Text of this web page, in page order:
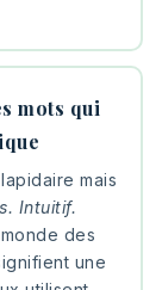
mots qui
mais
Intuitif.
des
une